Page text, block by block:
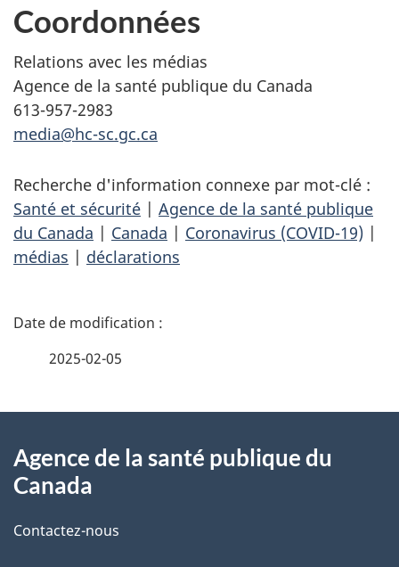
Coordonnées
Relations avec les médias
Agence de la santé publique du Canada
613-957-2983
media@hc-sc.gc.ca
Recherche d'information connexe par mot-clé :
Santé et sécurité | Agence de la santé publique
du Canada | Canada | Coronavirus (COVID-19) |
médias | déclarations
D
i
s
2025-02-05
propos
ce
Agence de la santé publique du
Canada
Contactez-nous